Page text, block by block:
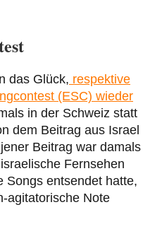
das Glück, respektive
(ESC) wieder
in der Schweiz statt
dem Beitrag aus Israel
Beitrag war damals
Fernsehen
Songs entsendet hatte,
agitatorische Note